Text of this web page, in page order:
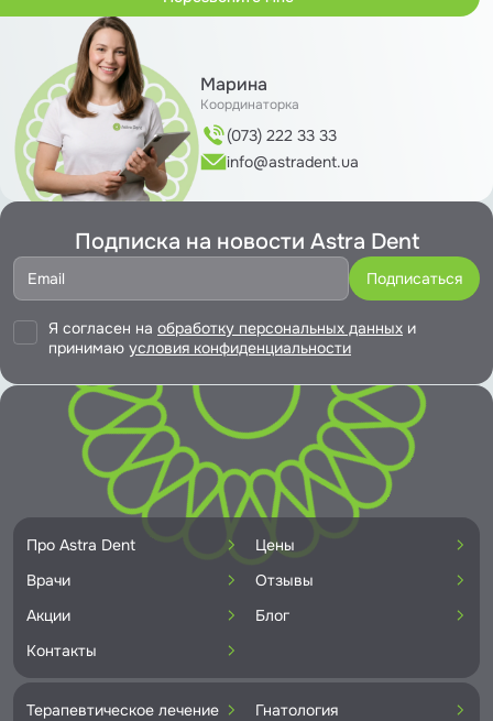
Марина
Координаторка
(073) 222 33 33
info@astradent.ua
Подписка на новости Astra Dent
Я согласен на обработку персональных данных и
принимаю условия конфиденциальности
Про Astra Dent
Цены
Врачи
Отзывы
Акции
Блог
Контакты
Терапевтическое лечение
Гнатология